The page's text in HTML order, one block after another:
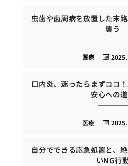
虫歯や歯周病を放置した末
襲う
医療
口内炎、迷ったらまずココ
安心への
医療
自分でできる応急処置と、
いNG行